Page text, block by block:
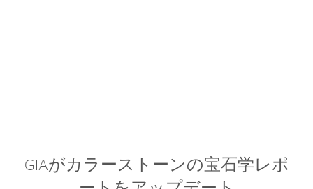
GIAがカラーストーンの宝石学レポ